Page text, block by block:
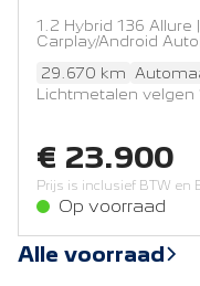
1.2 Hybrid 136
Carplay/Android
29.670 km
Lichtmetalen velgen
Armsteun voor •
bekleding •
(automatisch) •
Bestuurdersairbag •
voor •
Passagiersstoel in
€ 23.900
Prijs is inclusief BTW en
Op voorraad
Alle voorraad